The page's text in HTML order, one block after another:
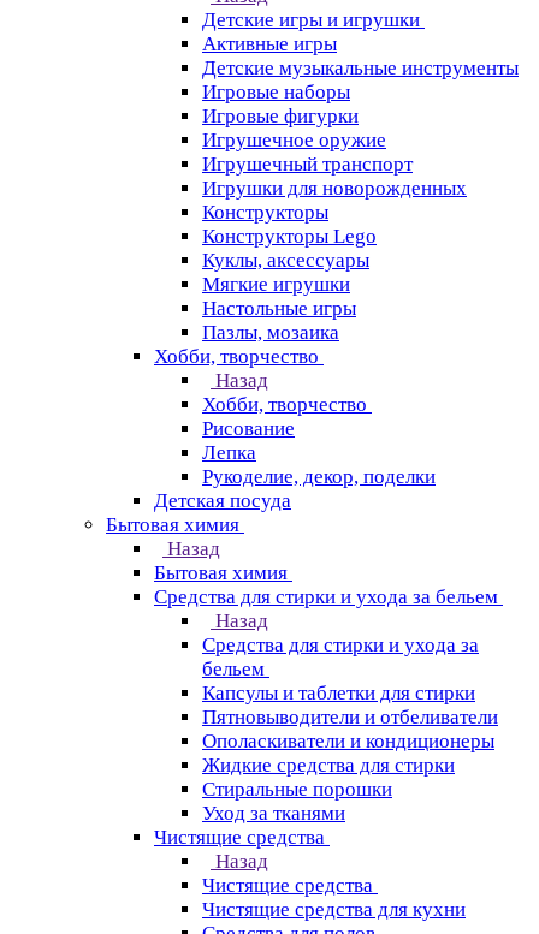
Детские игры и игрушки
Активные игры
Детские музыкальные инструменты
Игровые наборы
Игровые фигурки
Игрушечное оружие
Игрушечный транспорт
Игрушки для новорожденных
Конструкторы
Конструкторы Lego
Куклы, аксессуары
Мягкие игрушки
Настольные игры
Пазлы, мозаика
Хобби, творчество
Назад
Хобби, творчество
Рисование
Лепка
Рукоделие, декор, поделки
Детская посуда
Бытовая химия
Назад
Бытовая химия
Средства для стирки и ухода за бельем
Назад
Средства для стирки и ухода за
бельем
Капсулы и таблетки для стирки
Пятновыводители и отбеливатели
Ополаскиватели и кондиционеры
Жидкие средства для стирки
Стиральные порошки
Уход за тканями
Чистящие средства
Назад
Чистящие средства
Чистящие средства для кухни